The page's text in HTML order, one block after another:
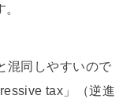
混同しやすいので
tax」（逆進